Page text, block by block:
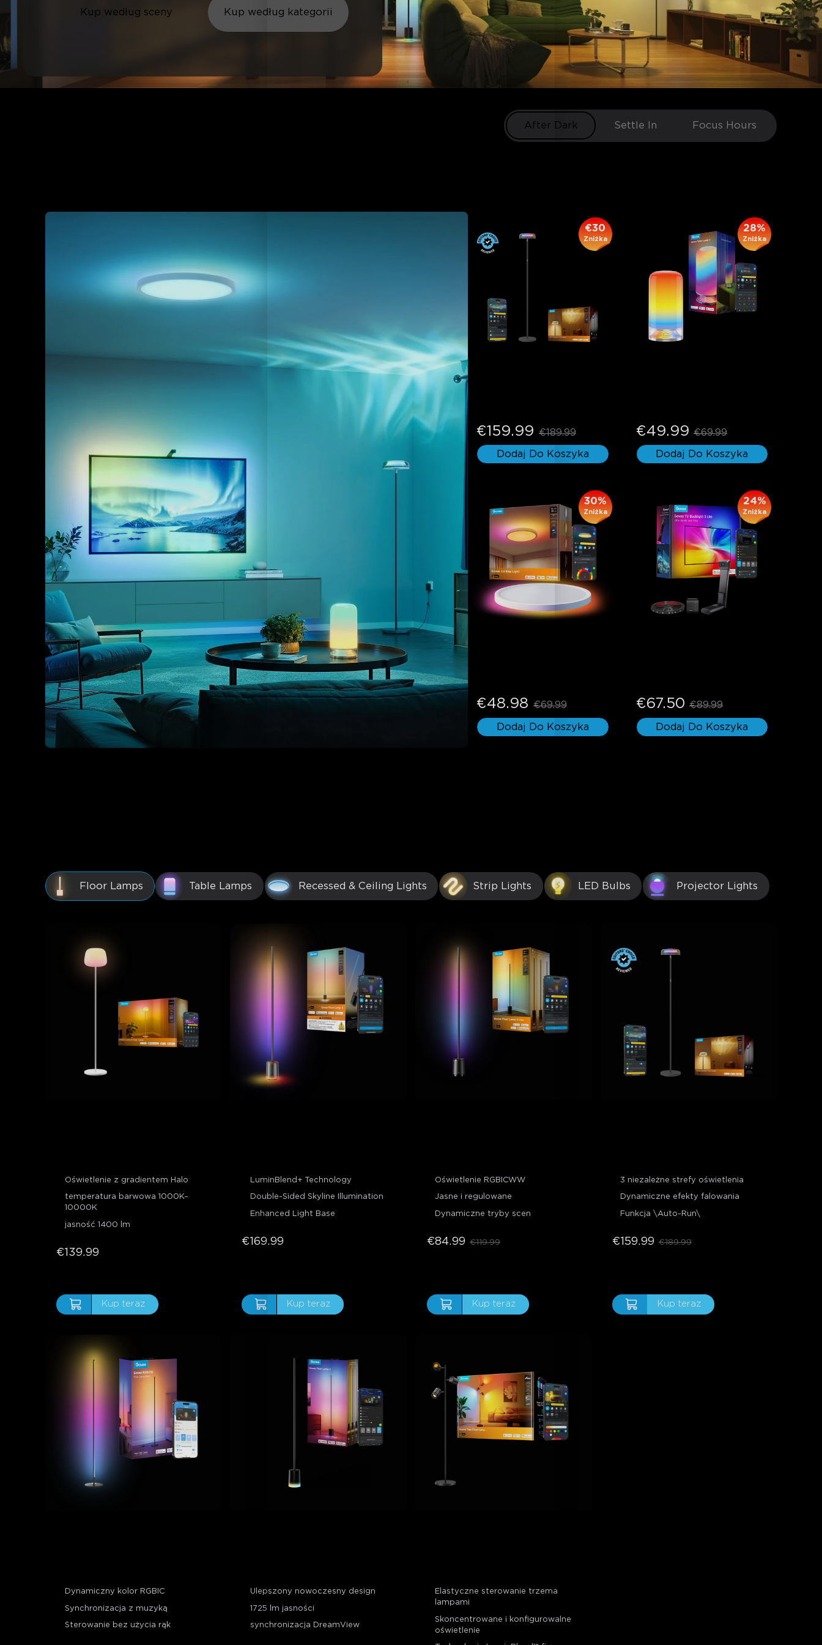
Kup według sceny Kup według kategorii
After Dark Settle In Focus Hours
€30
Zniżka
€159.99 €189.99
Dodaj Do Koszyka
28%
Zniżka
€49.99 €69.99
Dodaj Do Koszyka
30%
Zniżka
€48.98 €69.99
Dodaj Do Koszyka
24%
Zniżka
€67.50 €89.99
Dodaj Do Koszyka
Floor Lamps Table Lamps Recessed & Ceiling Lights Strip Lights LED Bulbs Projector Lights
Oświetlenie z gradientem Halo
temperatura barwowa 1000K–
10000K
jasność 1400 lm
€139.99
Kup teraz
LuminBlend+ Technology
Double-Sided Skyline Illumination
Enhanced Light Base
€169.99
Kup teraz
Oświetlenie RGBICWW
Jasne i regulowane
Dynamiczne tryby scen
€84.99 €119.99
Kup teraz
3 niezależne strefy oświetlenia
Dynamiczne efekty falowania
Funkcja \Auto-Run\
€159.99 €189.99
Kup teraz
Dynamiczny kolor RGBIC
Synchronizacja z muzyką
Sterowanie bez użycia rąk
Ulepszony nowoczesny design
1725 lm jasności
synchronizacja DreamView
Elastyczne sterowanie trzema
lampami
Skoncentrowane i konfigurowalne
oświetlenie